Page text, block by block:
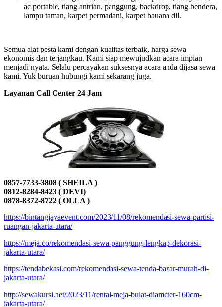
ac portable, tiang antrian, panggung, backdrop, tiang bendera,
lampu taman, karpet permadani, karpet bauana dll.
Semua alat pesta kami dengan kualitas terbaik, harga sewa
ekonomis dan terjangkau. Kami siap mewujudkan acara impian
menjadi nyata. Selalu percayakan suksesnya acara anda dijasa sewa
kami. Yuk buruan hubungi kami sekarang juga.
Layanan Call Center 24 Jam
0857-7733-3808 ( SHEILA )
0812-8284-8423 ( DEVI)
0878-8372-8722 ( OLLA )
https://bintangjayaevent.com/2023/11/08/rekomendasi-sewa-partisi-
ruangan-jakarta-utara/
https://meja.co/rekomendasi-sewa-panggung-lengkap-dekorasi-
jakarta-utara/
https://tendabekasi.com/rekomendasi-sewa-tenda-bazar-murah-di-
jakarta-utara/
http://sewakursi.net/2023/11/rental-meja-bulat-diameter-160cm-
jakarta-utara/